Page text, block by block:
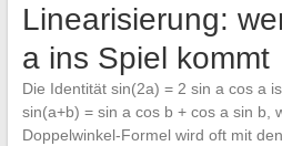
Linearisierung:
a ins Spiel kommt
Die Identität sin(2a) = 2 sin a cos a
sin(a+b) = sin a cos b + cos a sin b,
Doppelwinkel-Formel wird oft mit